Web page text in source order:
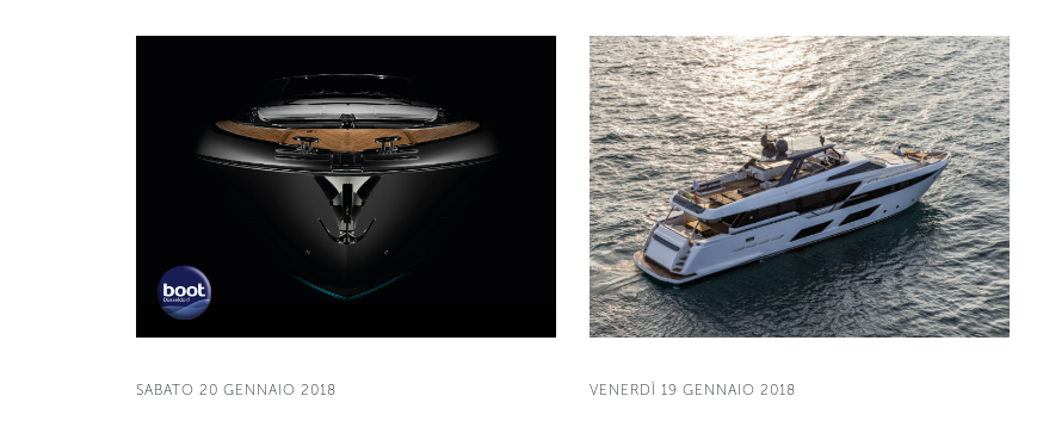
SABATO 20 GENNAIO 2018 VENERDÌ 19 GENNAIO 2018